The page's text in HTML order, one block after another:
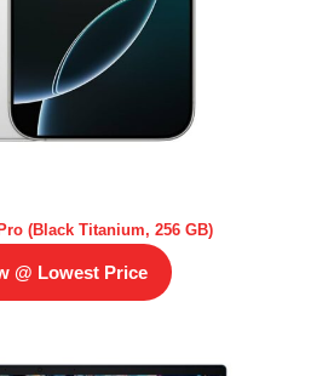
(Black Titanium, 256 GB)
@ Lowest Price